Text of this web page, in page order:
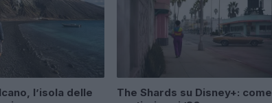
l’isola delle
The Shards su Disney+: come